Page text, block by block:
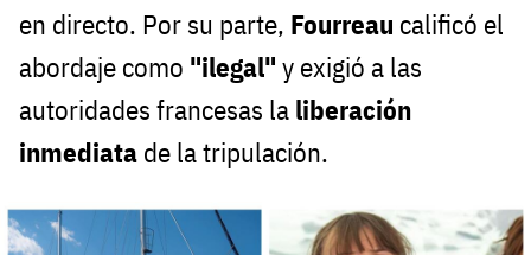
en directo. Por su parte, Fourreau calificó el
abordaje como "ilegal" y exigió a las
autoridades francesas la liberación
inmediata de la tripulación.